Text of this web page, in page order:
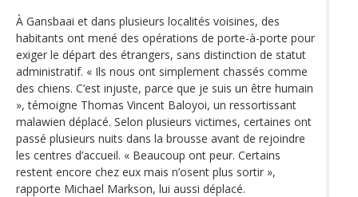
À Gansbaai et dans plusieurs localités voisines, des
habitants ont mené des opérations de porte-à-porte pour
exiger le départ des étrangers, sans distinction de statut
administratif. « Ils nous ont simplement chassés comme
des chiens. C’est injuste, parce que je suis un être humain
», témoigne Thomas Vincent Baloyoi, un ressortissant
malawien déplacé. Selon plusieurs victimes, certaines ont
passé plusieurs nuits dans la brousse avant de rejoindre
les centres d’accueil. « Beaucoup ont peur. Certains
restent encore chez eux mais n’osent plus sortir »,
rapporte Michael Markson, lui aussi déplacé.